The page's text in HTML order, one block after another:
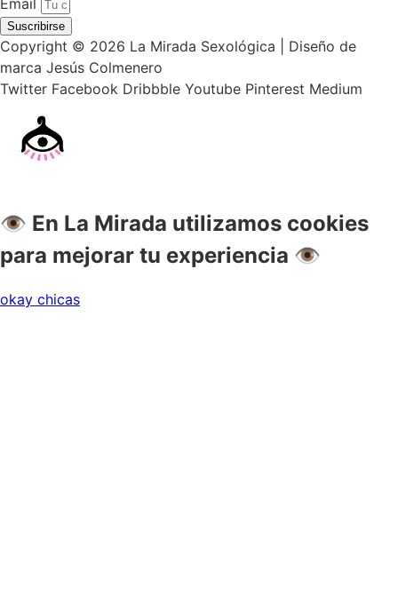
Suscribirse
Copyright © 2026 La Mirada Sexológica | Diseño de
marca Jesús Colmenero
Twitter Facebook Dribbble Youtube Pinterest Medium
👁 En La Mirada utilizamos cookies
para mejorar tu experiencia 👁
okay chicas